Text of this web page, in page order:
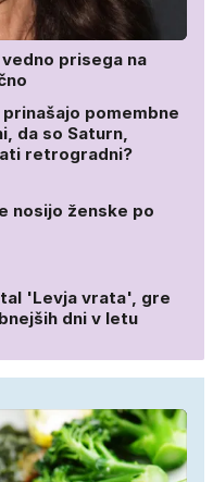
prisega na
pomembne
da so Saturn,
retrogradni?
nosijo ženske po
'Levja vrata', gre
dni v letu